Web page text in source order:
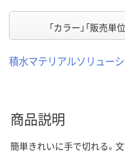
「カラー」「販売単
積水マテリアルソリュー
商品説明
簡単きれいに手で切れる。